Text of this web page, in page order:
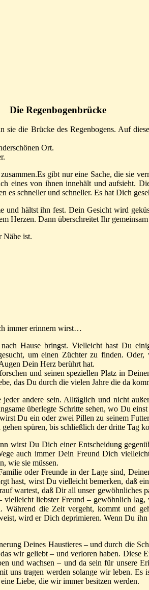
Die Regenbogenbrücke
die Brücke des Regenbogens. Auf
Ort.
gibt nur eine Sache, die sie
eines von ihnen innehält und aufsieht.
es schneller und schneller. Es hat Dich
hältst ihn fest. Dein Gesicht wird
Herzen. Dann überschreitet Ihr
Nähe ist.
immer erinnern wirst…
Hause bringst. Vielleicht hast Du
um einen Züchter zu finden.
Dein Herz berührt hat.
und seinen speziellen Platz in
das Du durch die vielen Jahre die da
andere sein. Alltäglich und nicht
überlegte Schritte sehen, wo Du
Du ein oder zwei Pillen zu seinem
spüren, bis schließlich der dritte Tag
wirst Du Dich einer Entscheidung
auch immer Dein Freund Dich
wie sie müssen.
oder Freunde in der Lage sind,
hast, wirst Du vielleicht bemerken, daß
wartest, daß Dir all unser gewöhnliches
liebster Freund – gewöhnlich
Während die Zeit vergeht, kommt und
wird er Dich deprimieren. Wenn Du
Deines Haustieres – und durch die
wir geliebt – und verloren haben.
und wachsen – und da sein für unsere
uns tragen werden solange wir leben.
Liebe, die wir immer besitzen werden.